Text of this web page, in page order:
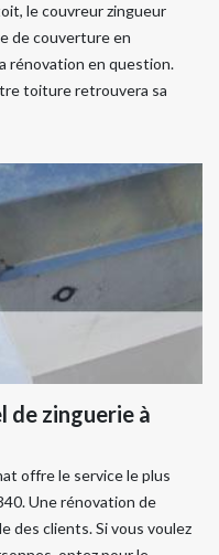
le couvreur zingueur
de couverture en
rénovation en question.
toiture retrouvera sa
de zinguerie à
offre le service le plus
Une rénovation de
des clients. Si vous voulez